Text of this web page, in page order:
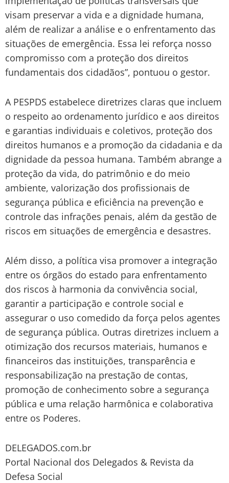
visam preservar a vida e a dignidade humana,
além de realizar a análise e o enfrentamento das
situações de emergência. Essa lei reforça nosso
compromisso com a proteção dos direitos
fundamentais dos cidadãos”, pontuou o gestor.
A PESPDS estabelece diretrizes claras que incluem
o respeito ao ordenamento jurídico e aos direitos
e garantias individuais e coletivos, proteção dos
direitos humanos e a promoção da cidadania e da
dignidade da pessoa humana. Também abrange a
proteção da vida, do patrimônio e do meio
ambiente, valorização dos profissionais de
segurança pública e eficiência na prevenção e
controle das infrações penais, além da gestão de
riscos em situações de emergência e desastres.
Além disso, a política visa promover a integração
entre os órgãos do estado para enfrentamento
dos riscos à harmonia da convivência social,
garantir a participação e controle social e
assegurar o uso comedido da força pelos agentes
de segurança pública. Outras diretrizes incluem a
otimização dos recursos materiais, humanos e
financeiros das instituições, transparência e
responsabilização na prestação de contas,
promoção de conhecimento sobre a segurança
pública e uma relação harmônica e colaborativa
entre os Poderes.
DELEGADOS.com.br
Portal Nacional dos Delegados & Revista da
Defesa Social